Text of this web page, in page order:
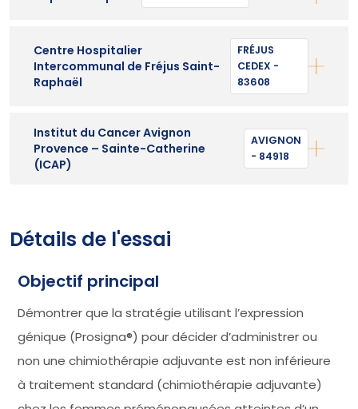
Centre Hospitalier
Intercommunal de Fréjus Saint-
Raphaël
FRÉJUS
CEDEX -
83608
Institut du Cancer Avignon
Provence – Sainte-Catherine
(ICAP)
AVIGNON
- 84918
Détails de l'essai
Objectif principal
Démontrer que la stratégie utilisant l’expression
génique (Prosigna®) pour décider d’administrer ou
non une chimiothérapie adjuvante est non inférieure
à traitement standard (chimiothérapie adjuvante)